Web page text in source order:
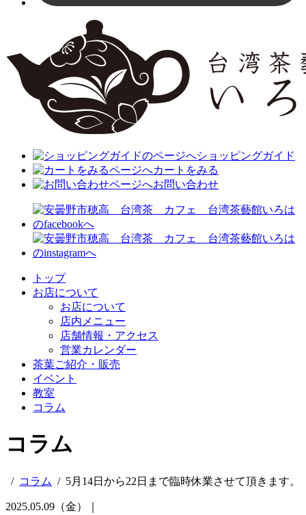
ショッピングガイド
カートをみる
お問い合わせ
トップ
お店について
お店について
店内メニュー
店舗情報・アクセス
営業カレンダー
茶葉ご紹介・販売
イベント
教室
コラム
コラム
/ コラム / 5月14日から22日まで臨時休業させて頂きます。
2025.05.09（金）｜